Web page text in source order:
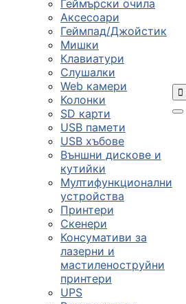
Геймърски очила
Аксесоари
Геймпад/Джойстик
Мишки
Клавиатури
Слушалки
Web камери
Колонки
SD карти
USB памети
USB хъбове
Външни дискове и
кутийки
Мултифункционални
устройства
Принтери
Скенери
Консумативи за
лазерни и
мастиленоструйни
принтери
UPS
